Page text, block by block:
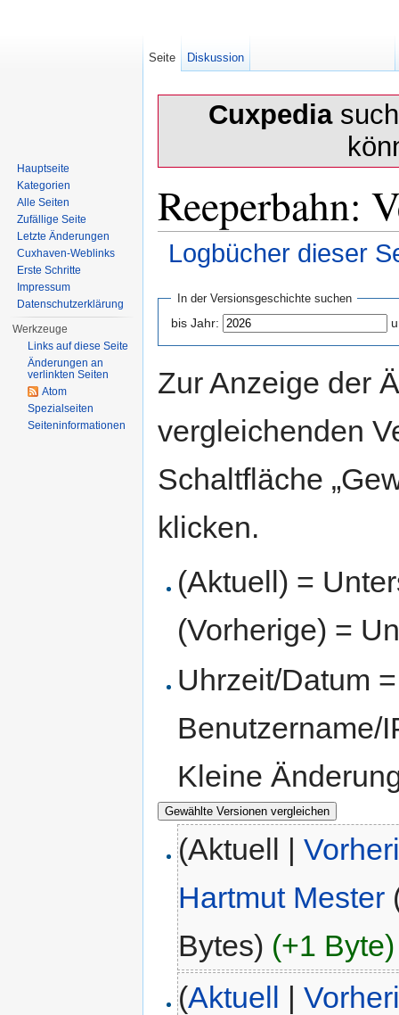
Cuxpedia
Reeperbahn:
Logbücher dieser
In der Versionsgeschichte suchen
bis Jahr:
Zur Anzeige der
vergleichenden
Schaltfläche
klicken.
(Aktuell) =
(Vorherige) =
Uhrzeit/Datum
Benutzername/
Kleine
(Aktuell |
Hartmut Mester
Bytes) (+1 Byte)
(Aktuell |
Seite Diskussion
Hauptseite
Kategorien
Alle Seiten
Zufällige Seite
Letzte Änderungen
Cuxhaven-Weblinks
Erste Schritte
Impressum
Datenschutzerklärung
Werkzeuge
Links auf diese Seite
Änderungen an
verlinkten Seiten
Atom
Spezialseiten
Seiten­informationen